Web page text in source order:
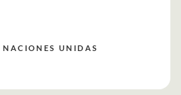
NACIONES UNIDAS